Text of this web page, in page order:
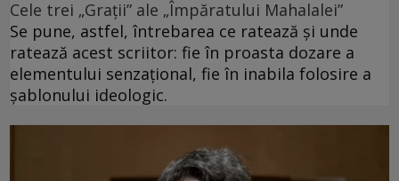
Cele trei „Grații” ale „Împăratului Mahalalei”
Se pune, astfel, întrebarea ce ratează și unde
ratează acest scriitor: fie în proasta dozare a
elementului senzațional, fie în inabila folosire a
șablonului ideologic.